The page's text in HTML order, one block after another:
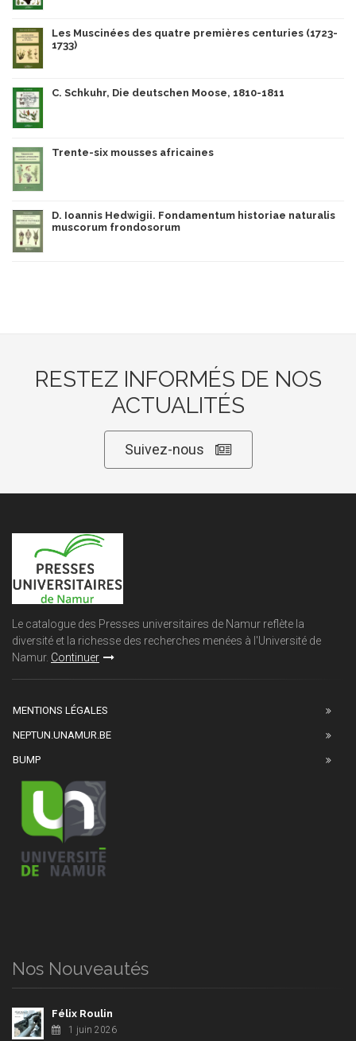
Les Muscinées des quatre premières centuries (1723-
1733)
C. Schkuhr, Die deutschen Moose, 1810-1811
Trente-six mousses africaines
D. Ioannis Hedwigii. Fondamentum historiae naturalis
muscorum frondosorum
RESTEZ INFORMÉS DE NOS
ACTUALITÉS
Suivez-nous
Le catalogue des Presses universitaires de Namur reflète la
diversité et la richesse des recherches menées à l'Université de
Namur. Continuer
MENTIONS LÉGALES
NEPTUN.UNAMUR.BE
BUMP
Nos Nouveautés
Félix Roulin
1 juin 2026